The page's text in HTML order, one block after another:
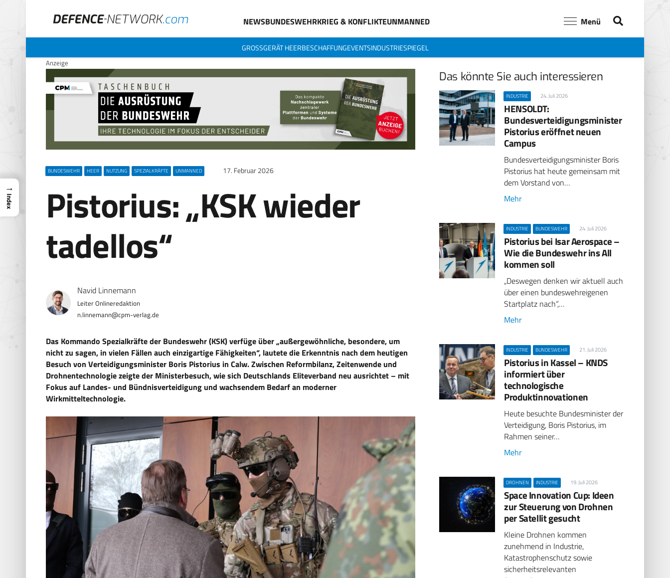
NEWSBUNDESWEHRKRIEG & KONFLIKTEUNMANNED Menü
GROSSGERÄT HEERBESCHAFFUNGEVENTSINDUSTRIESPIEGEL
Anzeige
BUNDESWEHR HEER NUTZUNG SPEZIALKRÄFTE UNMANNED 17. Februar 2026
Pistorius: „KSK wieder
tadellos“
Navid Linnemann
Leiter Onlineredaktion
n.linnemann@cpm-verlag.de
Das Kommando Spezialkräfte der Bundeswehr (KSK) verfüge über „außergewöhnliche, besondere, um
nicht zu sagen, in vielen Fällen auch einzigartige Fähigkeiten“, lautete die Erkenntnis nach dem heutigen
Besuch von Verteidigungsminister Boris Pistorius in Calw. Zwischen Reformbilanz, Zeitenwende und
Drohnentechnologie zeigte der Ministerbesuch, wie sich Deutschlands Eliteverband neu ausrichtet – mit
Fokus auf Landes- und Bündnisverteidigung und wachsendem Bedarf an moderner
Wirkmitteltechnologie.
Das könnte Sie auch interessieren
INDUSTRIE 24. Juli 2026
HENSOLDT:
Bundesverteidigungsminister
Pistorius eröffnet neuen
Campus
Bundesverteidigungsminister Boris
Pistorius hat heute gemeinsam mit
dem Vorstand von…
Mehr
INDUSTRIE BUNDESWEHR 24. Juli 2026
Pistorius bei Isar Aerospace –
Wie die Bundeswehr ins All
kommen soll
„Deswegen denken wir aktuell auch
über einen bundeswehreigenen
Startplatz nach“,…
Mehr
INDUSTRIE BUNDESWEHR 21. Juli 2026
Pistorius in Kassel – KNDS
informiert über
technologische
Produktinnovationen
Heute besuchte Bundesminister der
Verteidigung, Boris Pistorius, im
Rahmen seiner…
Mehr
DROHNEN INDUSTRIE 19. Juli 2026
Space Innovation Cup: Ideen
zur Steuerung von Drohnen
per Satellit gesucht
Kleine Drohnen kommen
zunehmend in Industrie,
Katastrophenschutz sowie
sicherheitsrelevanten
→
Index